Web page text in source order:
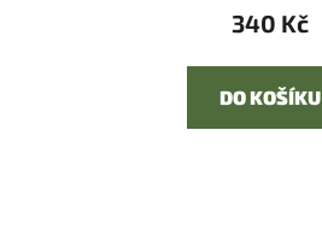
340 Kč
DO KOŠÍKU